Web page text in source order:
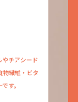
やチアシード
物繊維・ビタ
す。